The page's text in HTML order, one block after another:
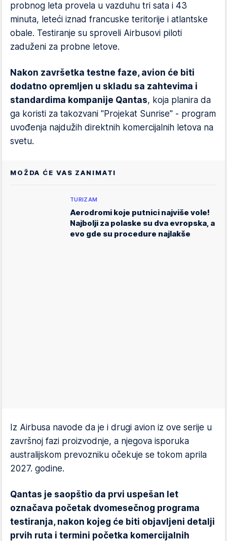
probnog leta provela u vazduhu tri sata i 43
minuta, leteći iznad francuske teritorije i atlantske
obale. Testiranje su sproveli Airbusovi piloti
zaduženi za probne letove.
Nakon završetka testne faze, avion će biti
dodatno opremljen u skladu sa zahtevima i
standardima kompanije Qantas, koja planira da
ga koristi za takozvani "Projekat Sunrise" - program
uvođenja najdužih direktnih komercijalnih letova na
svetu.
MOŽDA ĆE VAS ZANIMATI
TURIZAM
Aerodromi koje putnici najviše vole!
Najbolji za polaske su dva evropska, a
evo gde su procedure najlakše
Iz Airbusa navode da je i drugi avion iz ove serije u
završnoj fazi proizvodnje, a njegova isporuka
australijskom prevozniku očekuje se tokom aprila
2027. godine.
Qantas je saopštio da prvi uspešan let
označava početak dvomesečnog programa
testiranja, nakon kojeg će biti objavljeni detalji
prvih ruta i termini početka komercijalnih